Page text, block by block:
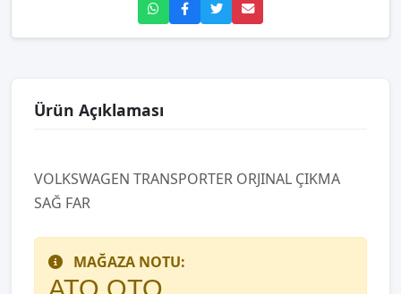
Ürün Açıklaması
VOLKSWAGEN TRANSPORTER ORJINAL ÇIKMA
SAĞ FAR
MAĞAZA NOTU: